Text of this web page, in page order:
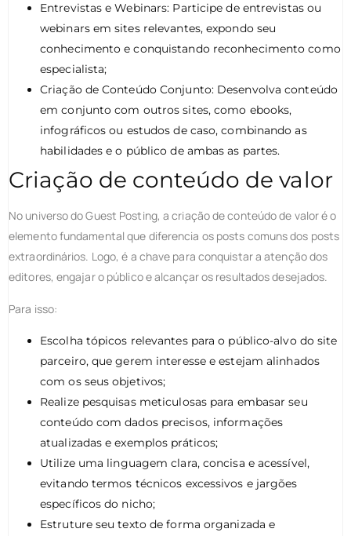
Entrevistas e Webinars: Participe de entrevistas ou
webinars em sites relevantes, expondo seu
conhecimento e conquistando reconhecimento como
especialista;
Criação de Conteúdo Conjunto: Desenvolva conteúdo
em conjunto com outros sites, como ebooks,
infográficos ou estudos de caso, combinando as
habilidades e o público de ambas as partes.
Criação de conteúdo de valor
No universo do Guest Posting, a criação de conteúdo de valor é o
elemento fundamental que diferencia os posts comuns dos posts
extraordinários. Logo, é a chave para conquistar a atenção dos
editores, engajar o público e alcançar os resultados desejados.
Para isso:
Escolha tópicos relevantes para o público-alvo do site
parceiro, que gerem interesse e estejam alinhados
com os seus objetivos;
Realize pesquisas meticulosas para embasar seu
conteúdo com dados precisos, informações
atualizadas e exemplos práticos;
Utilize uma linguagem clara, concisa e acessível,
evitando termos técnicos excessivos e jargões
específicos do nicho;
Estruture seu texto de forma organizada e